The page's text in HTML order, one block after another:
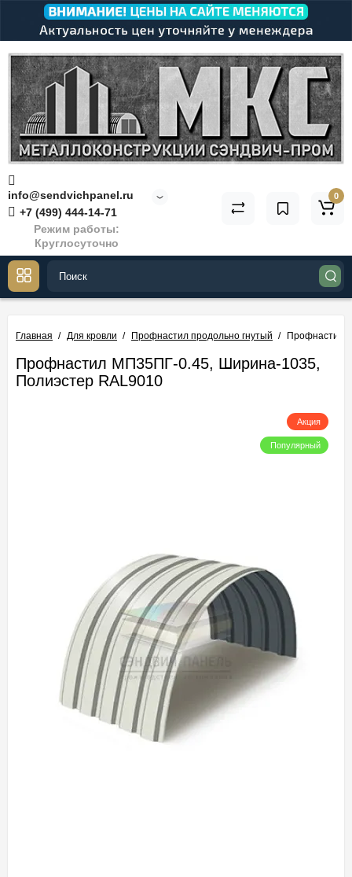
info@sendvichpanel.ru
+7 (499) 444-14-71
Режим работы:
Круглосуточно
0
Главная Для кровли Профнастил продольно гнутый Профнастил
Профнастил МП35ПГ-0.45, Ширина-1035,
Полиэстер RAL9010
Акция
Популярный